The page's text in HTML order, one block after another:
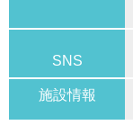
SNS
施設情報